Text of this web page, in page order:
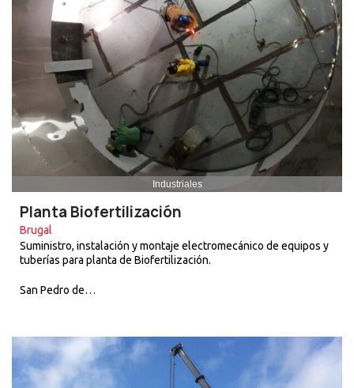
Industriales
Planta Biofertilización
Brugal
Suministro, instalación y montaje electromecánico de equipos y
tuberías para planta de Biofertilización.
San Pedro de…